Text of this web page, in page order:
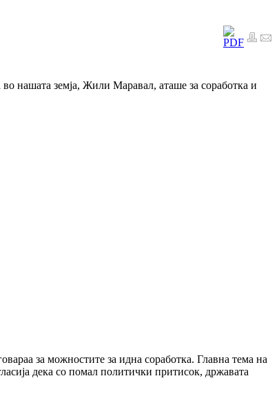
нашата земја, Жили Маравал, аташе за соработка и
за можностите за идна соработка. Главна тема на
дека со помал политички притисок, државата